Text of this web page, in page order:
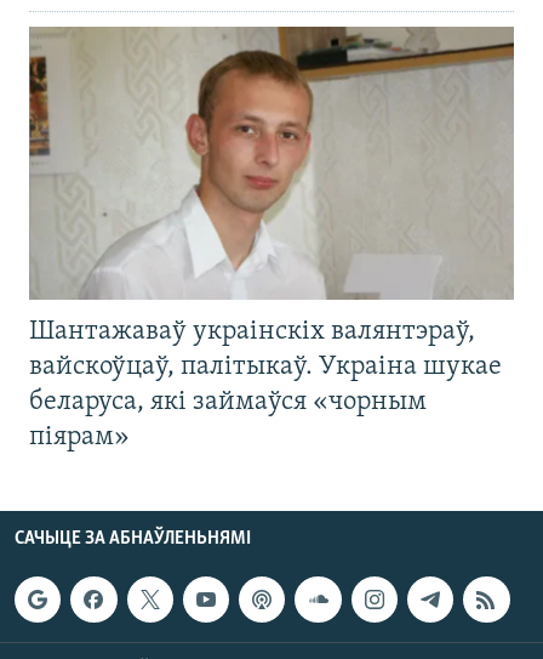
Шантажаваў украінскіх валянтэраў,
вайскоўцаў, палітыкаў. Украіна шукае
беларуса, які займаўся «чорным
піярам»
САЧЫЦЕ ЗА АБНАЎЛЕНЬНЯМІ